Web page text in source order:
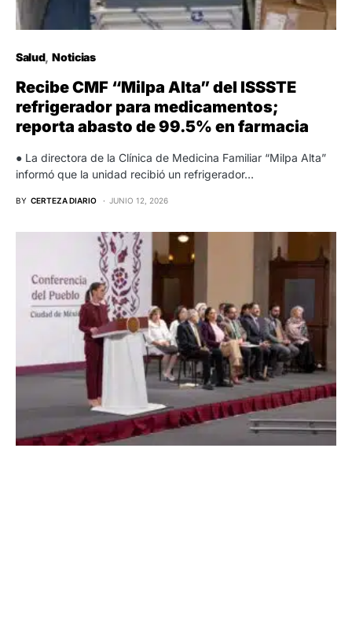
Salud Noticias
Recibe CMF “Milpa Alta” del ISSSTE
refrigerador para medicamentos;
reporta abasto de 99.5% en farmacia
● La directora de la Clínica de Medicina Familiar “Milpa Alta”
informó que la unidad recibió un refrigerador…
BY CERTEZA DIARIO JUNIO 12, 2026